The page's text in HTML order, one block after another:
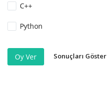
C++
Python
Oy Ver Sonuçları Göster